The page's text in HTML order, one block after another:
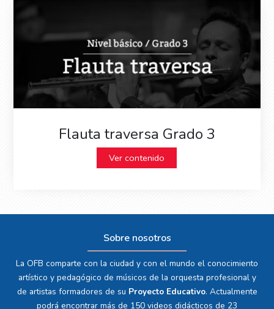
Flauta traversa Grado 3
Ver contenido
Sobre nosotros
La OFB comparte con la ciudad y con el mundo el conocimiento
artístico y pedagógico de músicos de la orquesta profesional y
de artistas formadores de su Proyecto Educativo. Actualmente
podrá encontrar más de 150 videos didácticos de 23